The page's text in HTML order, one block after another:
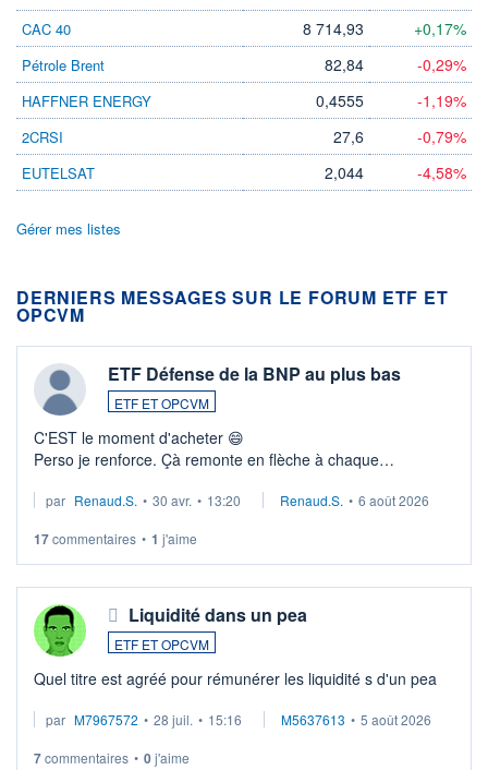
CAC 40
8 714,93 +0,17%
Pétrole Brent 82,84 -0,29%
HAFFNER ENERGY 0,4555 -1,19%
2CRSI 27,6 -0,79%
EUTELSAT 2,044 -4,58%
Gérer mes listes
DERNIERS MESSAGES SUR LE FORUM ETF ET
OPCVM
ETF Défense de la BNP au plus bas
ETF ET OPCVM
C'EST le moment d'acheter 😄​
Perso je renforce. Çà remonte en flèche à chaque
Investissement long terme tip top pour sa retraite.
par Renaud.S. • 30 avr. • 13:20 Renaud.S. • 6 août 2026
17commentaires • 1 j'aime
Liquidité dans un pea
ETF ET OPCVM
Quel titre est agréé pour rémunérer les liquidité s d'un pea
par M7967572 • 28 juil. • 15:16 M5637613 • 5 août 2026
7commentaires • 0j'aime